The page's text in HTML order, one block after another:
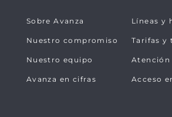
Sobre Avanza
Nuestro compromiso
Nuestro equipo
Avanza en cifras
Líneas y
Tarifas y
Atención
Acceso